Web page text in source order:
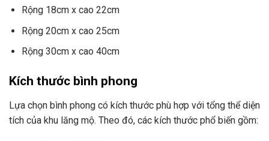
Rộng 18cm x cao 22cm
Rộng 20cm x cao 25cm
Rộng 30cm x cao 40cm
Kích thước bình phong
Lựa chọn bình phong có kích thước phù hợp với tổng thể diện
tích của khu lăng mộ. Theo đó, các kích thước phổ biến gồm: